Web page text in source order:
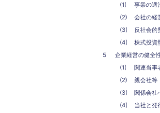
事業の適
会社の経
反社会的
株式投資
企業経営の健全
関連当事
親会社等
関係会社
当社と発